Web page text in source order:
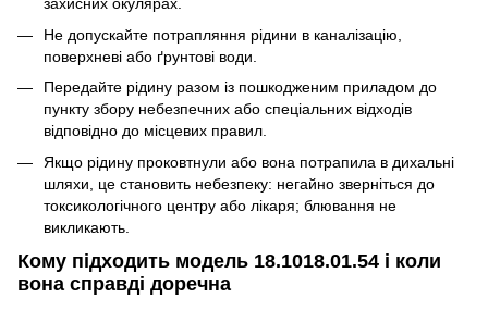
захисних окулярах.
Не допускайте потрапляння рідини в каналізацію,
поверхневі або ґрунтові води.
Передайте рідину разом із пошкодженим приладом до
пункту збору небезпечних або спеціальних відходів
відповідно до місцевих правил.
Якщо рідину проковтнули або вона потрапила в дихальні
шляхи, це становить небезпеку: негайно зверніться до
токсикологічного центру або лікаря; блювання не
викликають.
Кому підходить модель 18.1018.01.54 і коли
вона справді доречна